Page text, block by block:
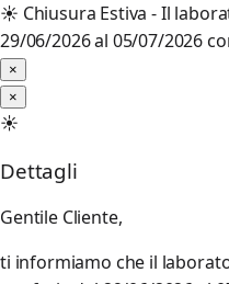
☀️ Chiusura Estiva - Il
29/06/2026 al 05/07/2026
×
×
☀️
Dettagli
Gentile Cliente,
ti informiamo che il